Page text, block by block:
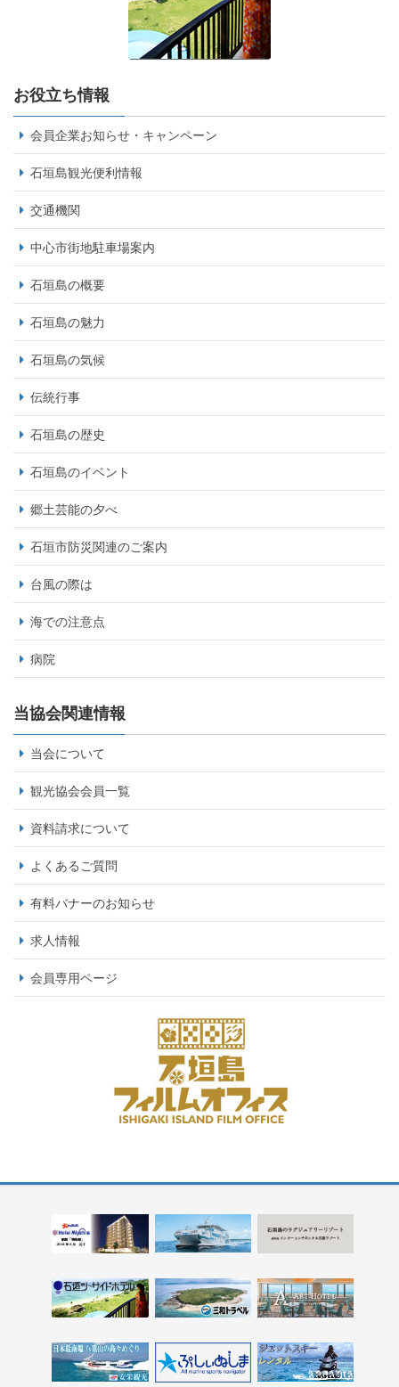
お役立ち情報
会員企業お知らせ・キャンペーン
石垣島観光便利情報
交通機関
中心市街地駐車場案内
石垣島の概要
石垣島の魅力
石垣島の気候
伝統行事
石垣島の歴史
石垣島のイベント
郷土芸能の夕べ
石垣市防災関連のご案内
台風の際は
海での注意点
病院
当協会関連情報
当会について
観光協会会員一覧
資料請求について
よくあるご質問
有料バナーのお知らせ
求人情報
会員専用ページ